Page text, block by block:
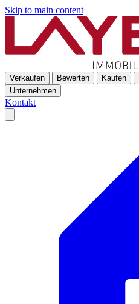
Skip to main content
Verkaufen Bewerten Kaufen
Unternehmen
Kontakt